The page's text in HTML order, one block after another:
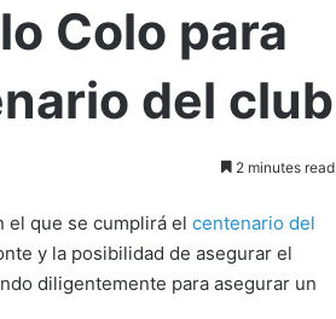
Colo para
del club
2 minutes read
el que se cumplirá el centenario del
y la posibilidad de asegurar el
diligentemente para asegurar un